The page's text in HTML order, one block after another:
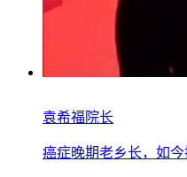
袁希福院长
癌症晚期老乡长，如